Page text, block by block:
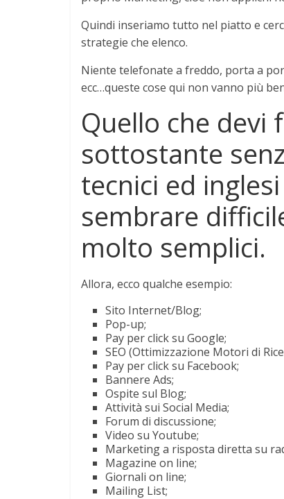
Quindi inseriamo tutto nel piatto e
strategie che elenco.
Niente telefonate a freddo, porta a
ecc…queste cose qui non vanno più
Quello che devi
sottostante
tecnici ed
sembrare
molto semplici.
Allora, ecco qualche esempio:
Sito Internet/Blog;
Pop-up;
Pay per click su Google;
SEO (Ottimizzazione Motori di
Pay per click su Facebook;
Bannere Ads;
Ospite sul Blog;
Attività sui Social Media;
Forum di discussione;
Video su Youtube;
Marketing a risposta diretta su
Magazine on line;
Giornali on line;
Mailing List;